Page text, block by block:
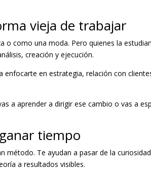
vieja de trabajar
o como una moda. Pero quienes la
creación y ejecución.
enfocarte en estrategia, relación con
a aprender a dirigir ese cambio o vas a
tiempo
método. Te ayudan a pasar de la
a resultados visibles.